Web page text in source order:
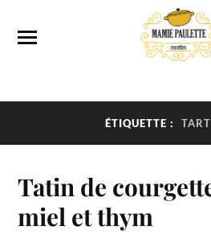
ÉTIQUETTE :
Tatin de
miel et thym